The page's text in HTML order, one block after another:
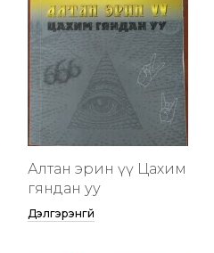
Алтан эрин үү Цахим
гяндан уу
Дэлгэрэнгүй